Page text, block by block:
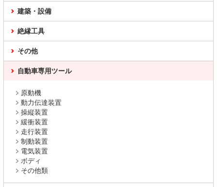
建築・設備
絶縁工具
その他
自動車専用ツール
原動機
動力伝達装置
操縦装置
緩衝装置
走行装置
制動装置
電気装置
ボディ
その他類